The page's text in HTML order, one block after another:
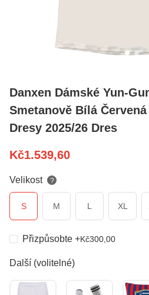
Danxen Dámské Yun-
Smetanově Bílá
Dresy 2025/26 Dres
Kč1.539,60
Velikost ?
S M L XL
Přizpůsobte +Kč300,00
Další (volitelné)